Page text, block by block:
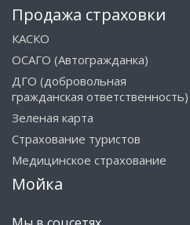
Продажа страховки
КАСКО
ОСАГО (Автогражданка)
ДГО (добровольная
гражданская ответственность)
Зеленая карта
Страхование туристов
Медицинское страхование
Мойка